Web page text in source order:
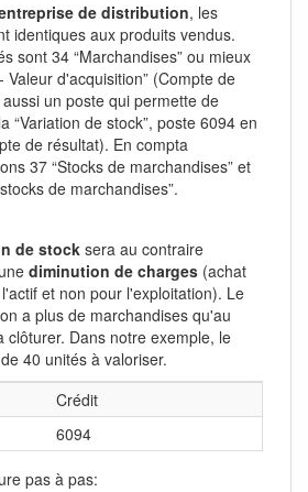
de distribution, les
identiques aux produits vendus.
sont 34 “Marchandises” ou mieux
Valeur d'acquisition” (Compte de
un poste qui permette de
“Variation de stock”, poste 6094 en
de résultat). En compta
37 “Stocks de marchandises” et
de marchandises”.
de stock sera au contraire
diminution de charges (achat
et non pour l'exploitation). Le
a plus de marchandises qu'au
clôturer. Dans notre exemple, le
40 unités à valoriser.
Crédit
6094
pas à pas: